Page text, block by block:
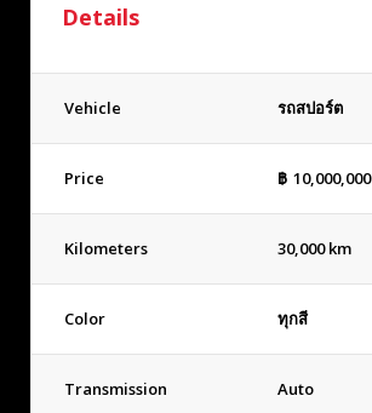
Details
Vehicle รถสปอร์ต
Price ฿ 10,000,000
Kilometers 30,000 km
Color ทุกสี
Transmission Auto